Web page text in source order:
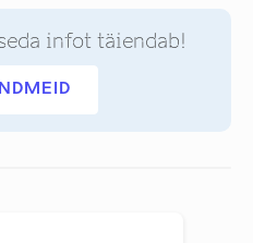
infot täiendab!